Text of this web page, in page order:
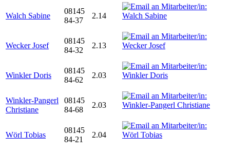
Walch Sabine
08145
84-37
2.14
Wecker Josef
08145
84-32
2.13
Winkler Doris
08145
84-62
2.03
Winkler-Pangerl
Christiane
08145
84-68
2.03
Wörl Tobias
08145
84-21
2.04